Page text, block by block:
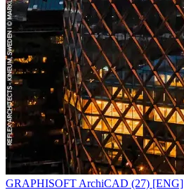
GRAPHISOFT ArchiCAD (27) [ENG]